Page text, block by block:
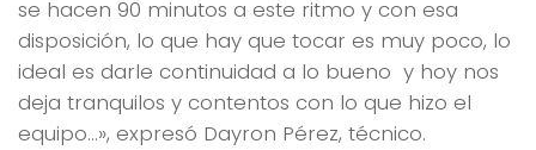
se hacen 90 minutos a este ritmo y con esa
disposición, lo que hay que tocar es muy poco, lo
ideal es darle continuidad a lo bueno y hoy nos
deja tranquilos y contentos con lo que hizo el
equipo…», expresó Dayron Pérez, técnico.